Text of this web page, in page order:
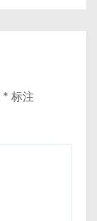
* 标注